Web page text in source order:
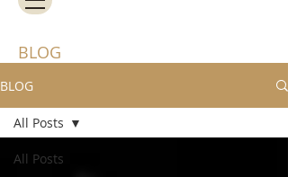
BLOG
BLOG
All Posts
All Posts